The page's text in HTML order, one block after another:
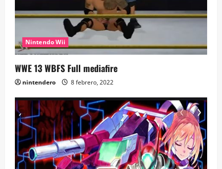
Nintendo Wii
WWE 13 WBFS Full mediafire
nintendero 8 febrero, 2022